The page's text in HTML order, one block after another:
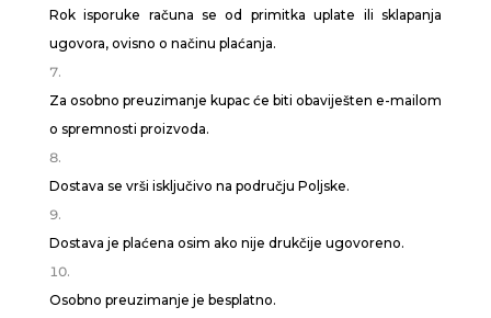
Rok isporuke računa se od primitka uplate ili sklapanja
ugovora, ovisno o načinu plaćanja.
Za osobno preuzimanje kupac će biti obaviješten e-mailom
o spremnosti proizvoda.
Dostava se vrši isključivo na području Poljske.
Dostava je plaćena osim ako nije drukčije ugovoreno.
Osobno preuzimanje je besplatno.